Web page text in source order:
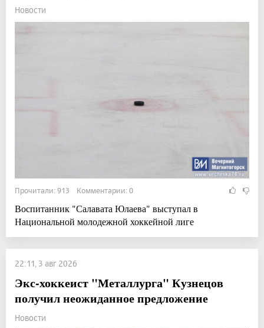
Новости
Прочитали: 913 Комментарии: 0
Воспитанник "Салавата Юлаева" выступал в
Национальной молодежной хоккейной лиге
22:11, 3 авг 2026
Экс-хоккеист "Металлурга" Кузнецов
получил неожиданное предложение
Новости